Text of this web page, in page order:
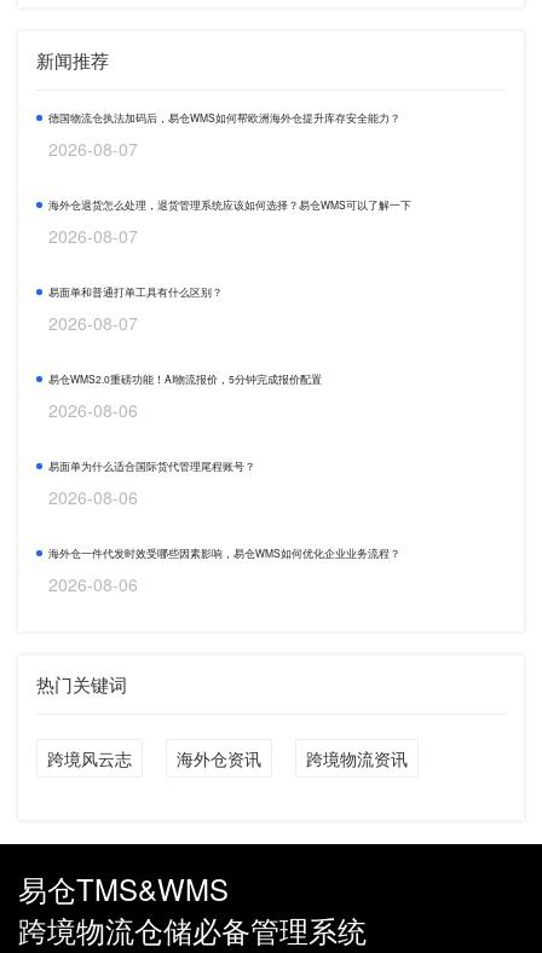
新闻推荐
德国物流仓执法加码后，易仓WMS如何帮欧洲海外仓提升库存安全能力？
2026-08-07
海外仓退货怎么处理，退货管理系统应该如何选择？易仓WMS可以了解一下
2026-08-07
易面单和普通打单工具有什么区别？
2026-08-07
易仓WMS2.0重磅功能！AI物流报价，5分钟完成报价配置
2026-08-06
易面单为什么适合国际货代管理尾程账号？
2026-08-06
海外仓一件代发时效受哪些因素影响，易仓WMS如何优化企业业务流程？
2026-08-06
热门关键词
跨境风云志 海外仓资讯 跨境物流资讯
易仓TMS&WMS
跨境物流仓储必备管理系统